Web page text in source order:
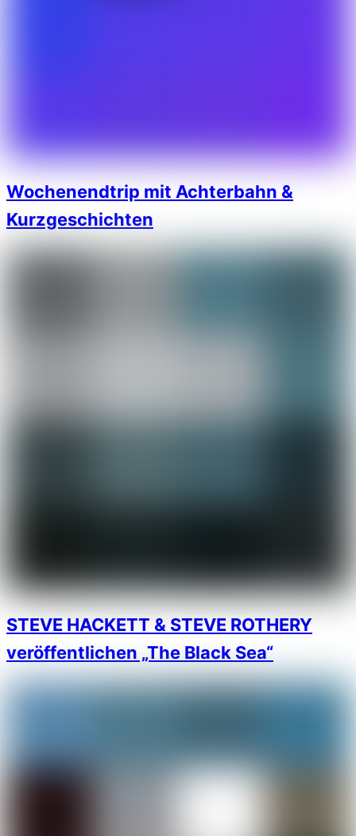
Wochenendtrip mit Achterbahn &
Kurzgeschichten
STEVE HACKETT & STEVE ROTHERY
veröffentlichen „The Black Sea“